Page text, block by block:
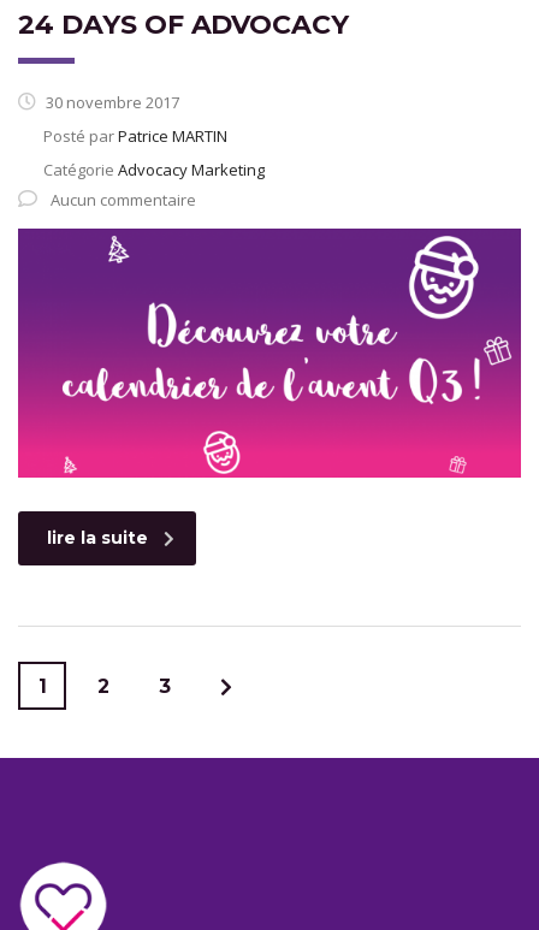
24 DAYS OF ADVOCACY
30 novembre 2017
Posté parPatrice MARTIN
Catégorie Advocacy Marketing
Aucun commentaire
lire la suite
1 2 3